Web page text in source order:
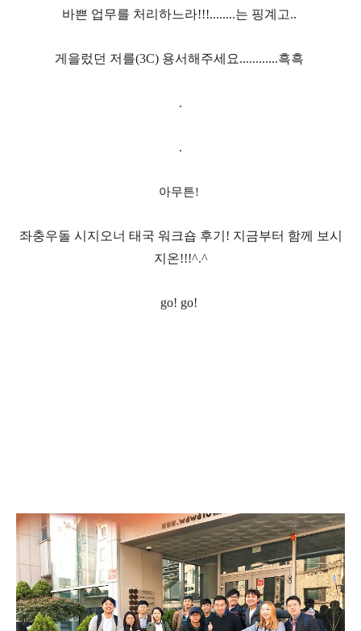
바쁜 업무를 처리하느라!!!........는 핑계고..
게을렀던 저를(3C) 용서해주세요............흑흑
.
.
아무튼!
좌충우돌 시지오너 태국 워크숍 후기 ! 지금부터 함께 보시
지온!!!^.^
go! go!